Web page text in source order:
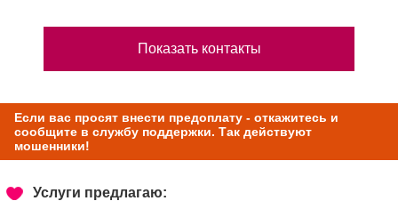
Показать контакты
Если вас просят внести предоплату - откажитесь и
сообщите в службу поддержки. Так действуют
мошенники!
Услуги предлагаю: